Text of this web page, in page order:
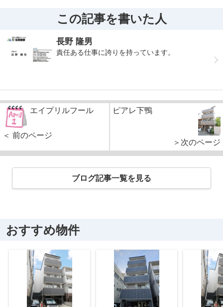
この記事を書いた人
長野 隆男
責任ある仕事に誇りを持っています。
エイプリルフール
＜ 前のページ
ピアレ下鴨
＞次のページ
ブログ記事一覧を見る
おすすめ物件